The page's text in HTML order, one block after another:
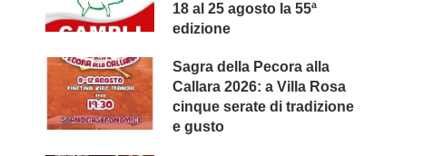
18 al 25 agosto la 55ª
edizione
Sagra della Pecora alla
Callara 2026: a Villa Rosa
cinque serate di tradizione
e gusto